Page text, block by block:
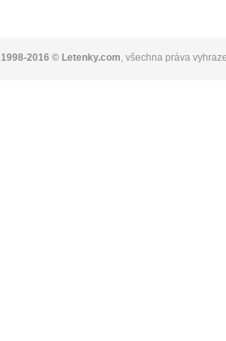
1998-2016 © Letenky.com, všechna práva